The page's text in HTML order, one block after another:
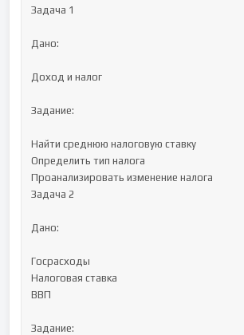
Задача 1
Дано:
Доход и налог
Задание:
Найти среднюю налоговую ставку
Определить тип налога
Проанализировать изменение налога
Задача 2
Дано:
Госрасходы
Налоговая ставка
ВВП
Задание: